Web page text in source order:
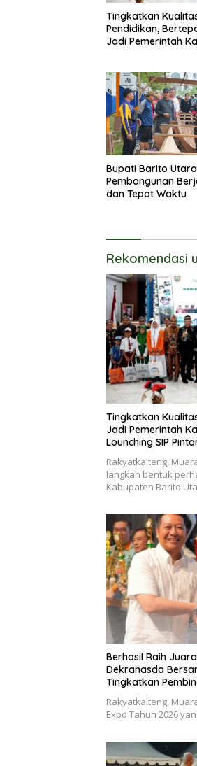
Tingkatkan
Pendidikan,
Jadi Pemerintah
Bupati Barito
Pembangunan
dan Tepat Waktu
Rekomendasi
Tingkatkan
Jadi Pemerintah
Lounching SIP
Rakyatkalteng,
langkah bentuk
Kabupaten Barito
Berhasil Raih
Dekranasda
Tingkatkan
Rakyatkalteng,
Expo Tahun 2026